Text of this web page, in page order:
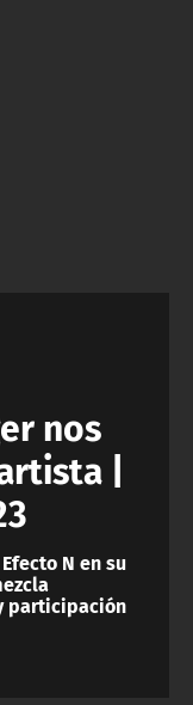
nos
|
N en su
participación